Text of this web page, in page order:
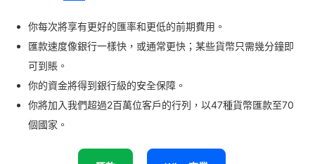
你每次將享有更好的匯率和更低的前期費用。
匯款速度像銀行一樣快，或通常更快；某些貨幣只需幾分鐘即
可到賬。
你的資金將得到銀行級的安全保障。
你將加入我們超過2百萬位客戶的行列，以47種貨幣匯款至70
個國家。